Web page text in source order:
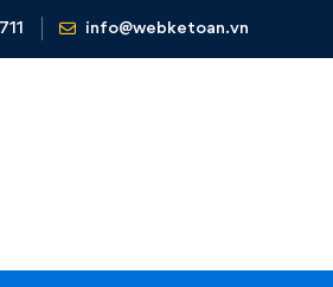
info@webketoan.vn
lý thuế 2019